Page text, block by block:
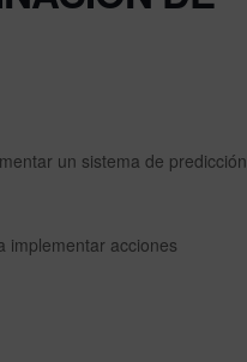
un sistema de predicción
implementar acciones